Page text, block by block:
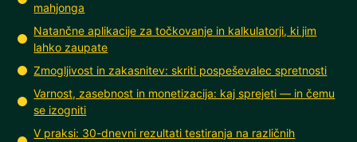
mahjonga
Natančne aplikacije za točkovanje in kalkulatorji, ki jim
lahko zaupate
Zmogljivost in zakasnitev: skriti pospeševalec spretnosti
Varnost, zasebnost in monetizacija: kaj sprejeti — in čemu
se izogniti
V praksi: 30-dnevni rezultati testiranja na različnih